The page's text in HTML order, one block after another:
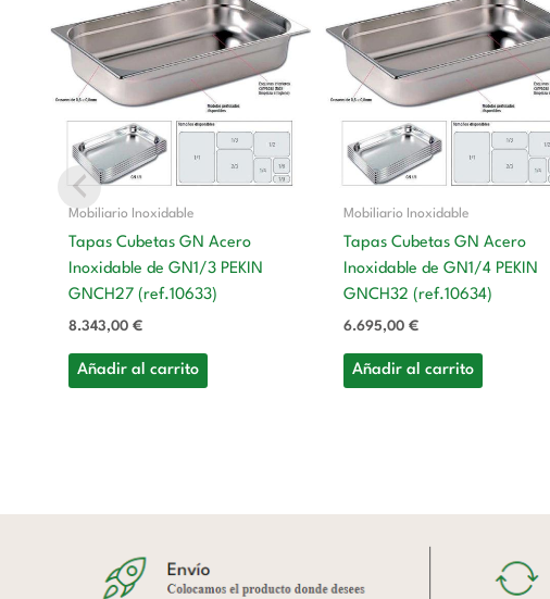
Mobiliario Inoxidable
Tapas Cubetas GN Acero
Inoxidable de GN1/3 PEKIN
GNCH27 (ref.10633)
8.343,00€
Añadir al carrito
Mobiliario Inoxidable
Tapas Cubetas GN Acero
Inoxidable de GN1/4 PEKIN
GNCH32 (ref.10634)
6.695,00€
Añadir al carrito